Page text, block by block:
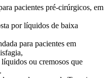
pacientes pré-cirúrgicos, em
por líquidos de baixa
para pacientes em
ou cremosos que